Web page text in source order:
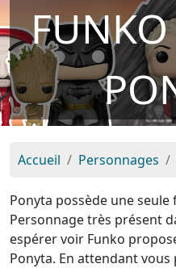
Accueil Personnages
Ponyta possède une
Personnage très présent
espérer voir Funko
Ponyta. En attendant